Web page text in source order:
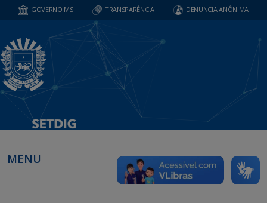
GOVERNO MS TRANSPARÊNCIA DENUNCIA ANÔNIMA
MENU